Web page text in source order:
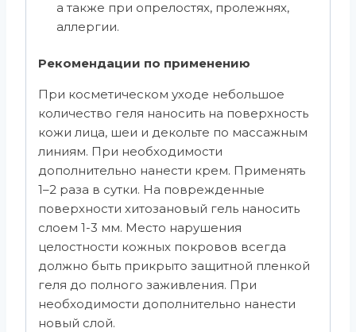
а также при опрелостях, пролежнях,
аллергии.
Рекомендации по применению
При косметическом уходе небольшое
количество геля наносить на поверхность
кожи лица, шеи и декольте по массажным
линиям. При необходимости
дополнительно нанести крем. Применять
1–2 раза в сутки. На поврежденные
поверхности хитозановый гель наносить
слоем 1-3 мм. Место нарушения
целостности кожных покровов всегда
должно быть прикрыто защитной пленкой
геля до полного заживления. При
необходимости дополнительно нанести
новый слой.